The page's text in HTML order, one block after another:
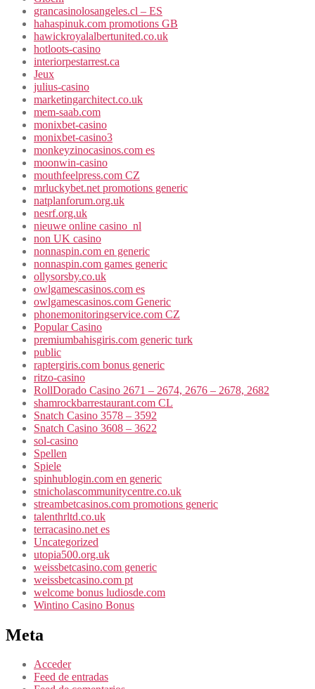
grancasinolosangeles.cl – ES
hahaspinuk.com promotions GB
hawickroyalalbertunited.co.uk
hotloots-casino
interiorpestarrest.ca
Jeux
julius-casino
marketingarchitect.co.uk
mem-saab.com
monixbet-casino
monixbet-casino3
monkeyzinocasinos.com es
moonwin-casino
mouthfeelpress.com CZ
mrluckybet.net promotions generic
natplanforum.org.uk
nesrf.org.uk
nieuwe online casino_nl
non UK casino
nonnaspin.com en generic
nonnaspin.com games generic
ollysorsby.co.uk
owlgamescasinos.com es
owlgamescasinos.com Generic
phonemonitoringservice.com CZ
Popular Casino
premiumbahisgiris.com generic turk
public
raptergiris.com bonus generic
ritzo-casino
RollDorado Casino 2671 – 2674, 2676 – 2678, 2682
shamrockbarrestaurant.com CL
Snatch Casino 3578 – 3592
Snatch Casino 3608 – 3622
sol-casino
Spellen
Spiele
spinhublogin.com en generic
stnicholascommunitycentre.co.uk
streambetcasinos.com promotions generic
talenthrltd.co.uk
terracasino.net es
Uncategorized
utopia500.org.uk
weissbetcasino.com generic
weissbetcasino.com pt
welcome bonus ludiosde.com
Wintino Casino Bonus
Meta
Acceder
Feed de entradas